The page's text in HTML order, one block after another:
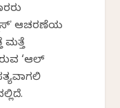
ಆಚರಣೆಯ
ಮತ್ತೆ
‘ಆಲ್